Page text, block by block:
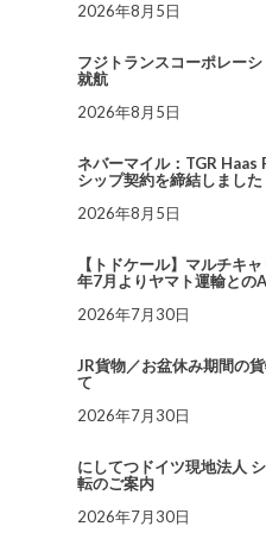
2026年8月5日
フジトランスコーポレーシ
就航
2026年8月5日
ネバーマイル：TGR Haas
シップ契約を締結しました
2026年8月5日
【トドケール】マルチキ
年7月よりヤマト運輸との
2026年7月30日
JR貨物／お盆休み期間の
て
2026年7月30日
にしてつドイツ現地法人
転のご案内
2026年7月30日